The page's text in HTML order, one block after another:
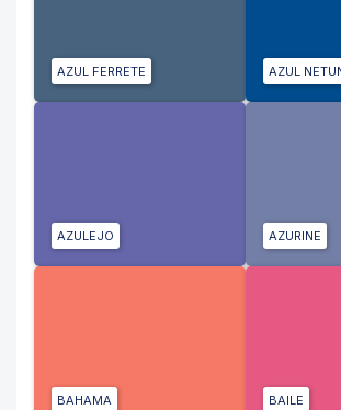
AZUL FERRETE AZUL
AZULEJO AZURINE
BAHAMA BAILE